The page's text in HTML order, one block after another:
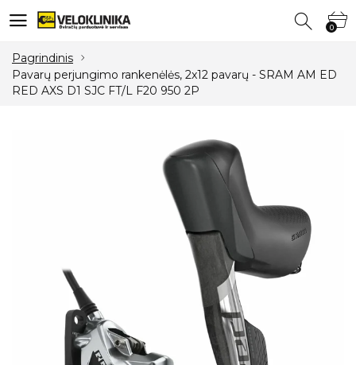
0 0
Pagrindinis
Pavarų perjungimo rankenėlės, 2x12 pavarų - SRAM AM ED
RED AXS D1 SJC FT/L F20 950 2P